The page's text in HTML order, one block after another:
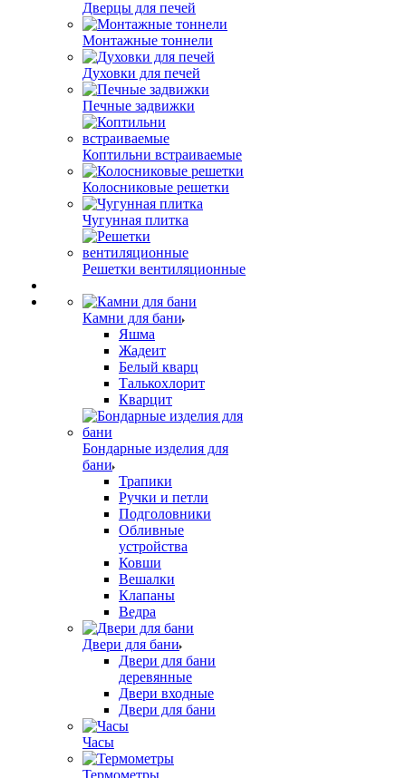
Дверцы для печей
Монтажные тоннели
Духовки для печей
Печные задвижки
Коптильни встраиваемые
Колосниковые решетки
Чугунная плитка
Решетки вентиляционные
Камни для бани
Яшма
Жадеит
Белый кварц
Талькохлорит
Кварцит
Бондарные изделия для
бани
Трапики
Ручки и петли
Подголовники
Обливные
устройства
Ковши
Вешалки
Клапаны
Ведра
Двери для бани
Двери для бани
деревянные
Двери входные
Двери для бани
Часы
Термометры